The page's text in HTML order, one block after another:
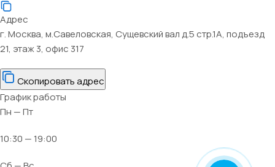
Адрес
г. Москва, м.Савеловская, Сущевский вал д.5 стр.1А, подъезд
21, этаж 3, офис 317
Скопировать адрес
График работы
Пн — Пт
10:30 — 19:00